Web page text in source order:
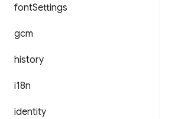
fontSettings
gcm
history
i18n
identity